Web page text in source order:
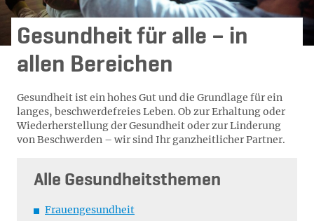
Gesundheit für alle – in
allen Bereichen
Gesundheit ist ein hohes Gut und die Grundlage für ein
langes, beschwerdefreies Leben. Ob zur Erhaltung oder
Wiederherstellung der Gesundheit oder zur Linderung
von Beschwerden – wir sind Ihr ganzheitlicher Partner.
Alle Gesundheitsthemen
Frauengesundheit